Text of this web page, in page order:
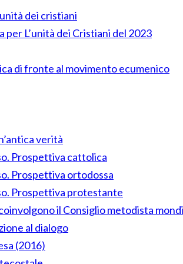
dei cristiani
per L’unità dei Cristiani del 2023
di fronte al movimento ecumenico
verità
Prospettiva cattolica
Prospettiva ortodossa
Prospettiva protestante
il Consiglio metodista
al dialogo
(2016)